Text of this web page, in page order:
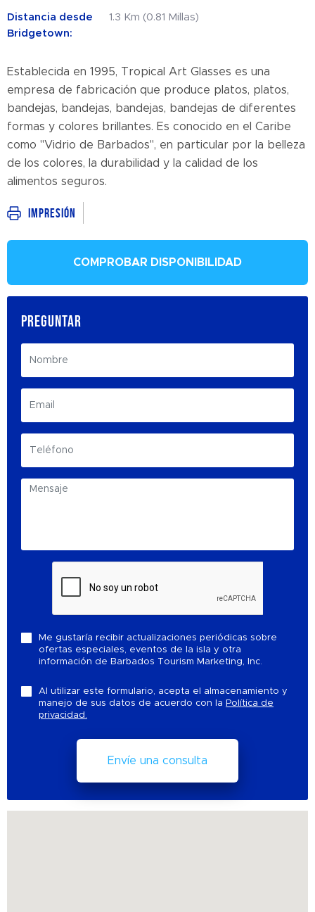
Distancia desde
Bridgetown:
1.3 Km (0.81 Millas)
Establecida en 1995, Tropical Art Glasses es una
empresa de fabricación que produce platos, platos,
bandejas, bandejas, bandejas, bandejas de diferentes
formas y colores brillantes. Es conocido en el Caribe
como "Vidrio de Barbados", en particular por la belleza
de los colores, la durabilidad y la calidad de los
alimentos seguros.
Impresión
COMPROBAR DISPONIBILIDAD
PREGUNTAR
Me gustaría recibir actualizaciones periódicas sobre
ofertas especiales, eventos de la isla y otra
información de Barbados Tourism Marketing, Inc.
Al utilizar este formulario, acepta el almacenamiento y
manejo de sus datos de acuerdo con la Política de
privacidad.